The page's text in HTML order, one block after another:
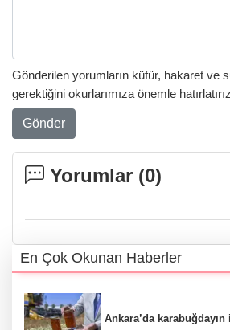
Gönderilen yorumların küfür, hakaret ve
gerektiğini okurlarımıza önemle
Gönder
Yorumlar (0)
En Çok Okunan Haberler
Ankara’da karabuğdayın